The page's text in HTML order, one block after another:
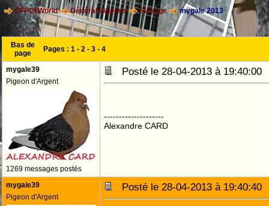
CFPOI World Général Pigeons Elevage mygale 2013
Bas de
page
Pages : 1 - 2 - 3 - 4
mygale39
Pigeon d'Argent
1269 messages postés
Posté le 28-04-2013 à
--------------------
Alexandre CARD
mygale39
Pigeon d'Argent
Posté le 28-04-2013 à